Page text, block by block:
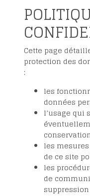
Cette page
protection des
:
les
données
l’usage qui
les
de ce site
les
de